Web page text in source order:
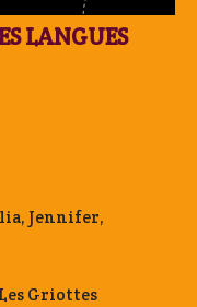
LANGUES
Jennifer,
Griottes